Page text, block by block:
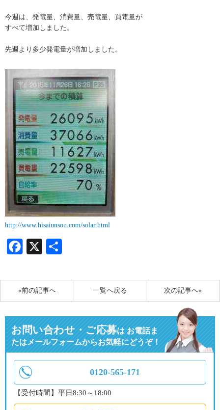
今週は、発電量、消費量、売電量、買電量が
すべて増加しました。
先週より多少発電量が増加しました。
http://www.hisaiunsou.com/solar.html
Facebook
X
«前の記事へ 次の記事へ»
一覧へ戻る
お問い合わせ・ご応募はお電話ま
たはメールフォームからお気軽にどうぞ！
0120-565-171
【受付時間】平日8:30～18:00